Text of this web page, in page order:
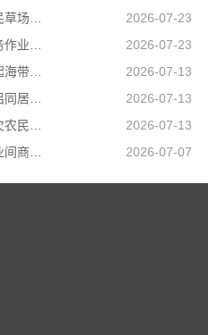
长沙清债公司成功化解一起牧民草场边界邻里纠纷，有效避免矛盾升级
2026-07-23
长沙要账公司成功调解一起劳务作业引发的人身损害赔偿纠纷，通过耐心细致调解，圆满化解双方矛盾
2026-07-23
长沙讨债公司成功快速调解一起海带加工产品运输合同纠纷
2026-07-13
长沙要债公司成功调解一起情侣同居期间因感情不和引发的健康权纠纷，有效避免纠纷升级
2026-07-13
长沙讨账公司成功调处一批拖欠农民工工资纠纷，让农民工不打官司就把工资要回来
2026-07-13
长沙讨债公司成功调解一起企业间商事合同纠纷
2026-07-07